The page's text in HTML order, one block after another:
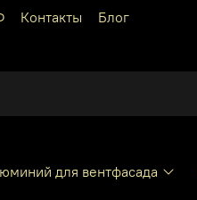
Контакты Блог
для вентфасада